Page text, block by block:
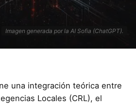
Imagen generada por la AI Sofia (ChatGPT).
una integración teórica entre
Locales (CRL), el